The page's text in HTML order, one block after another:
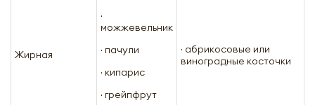
Жирная
·
можжевельник
· пачули
· кипарис
· грейпфрут
· абрикосовые или
виноградные косточки